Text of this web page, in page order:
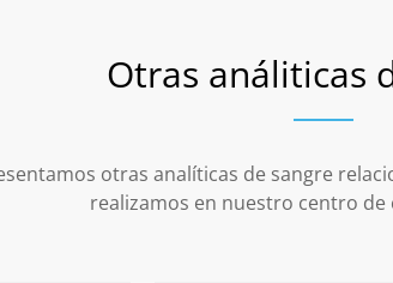
Otras análiticas
otras analíticas de sangre
realizamos en nuestro centro de